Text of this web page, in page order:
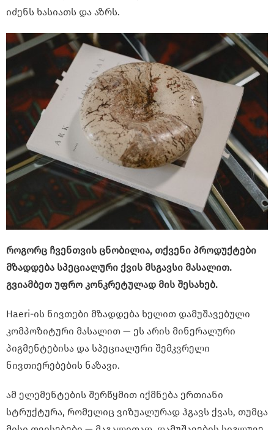
იძენს ხასიათს და აზრს.
როგორც ჩვენთვის ცნობილია, თქვენი პროდუქტები
მზადდება სპეციალური ქვის მსგავსი მასალით.
გვიამბეთ უფრო კონკრეტულად მის შესახებ.
Haeri-ის ნივთები მზადდება ხელით დამუშავებული
კომპოზიტური მასალით — ეს არის მინერალური
პიგმენტებისა და სპეციალური შემკვრელი
ნივთიერებების ნაზავი.
ამ ელემენტების შერწყმით იქმნება ერთიანი
სტრუქტურა, რომელიც ვიზუალურად ჰგავს ქვას, თუმცა